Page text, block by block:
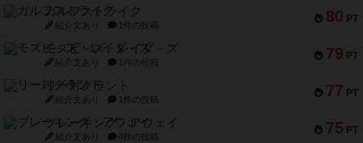
80 PT
ガルフストライク
紹介文あり 1件の投稿
79 PT
モズビ－ズ・レイダ－ズ
紹介文あり 1件の投稿
77 PT
リー対グラント
紹介文あり 1件の投稿
75 PT
ブレーキング・アウェイ
紹介文あり 4件の投稿